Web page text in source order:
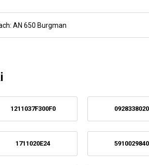
AN 650 Burgman
1211037F300F0 0928338020
1711020E24 5910029840